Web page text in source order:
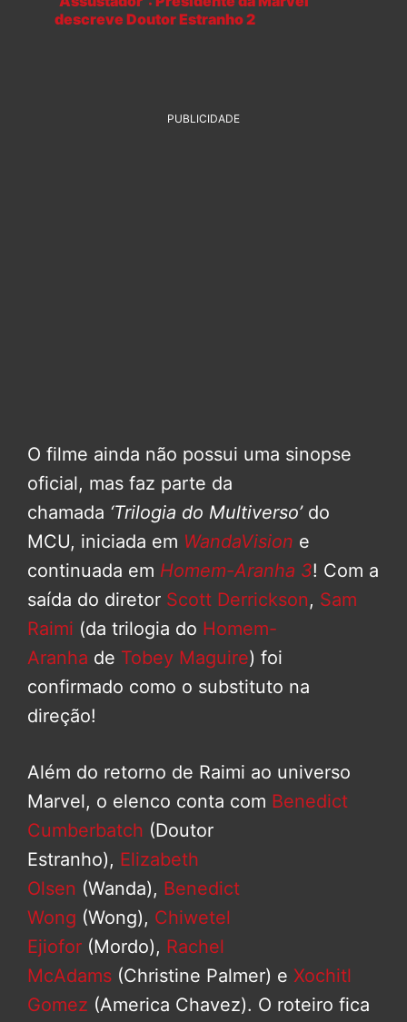
descreve Doutor Estranho 2
PUBLICIDADE
O filme ainda não possui uma sinopse
oficial, mas faz parte da
chamada ‘Trilogia do Multiverso’do
MCU, iniciada em WandaVision e
continuada em Homem-Aranha 3! Com a
saída do diretor Scott Derrickson, Sam
Raimi (da trilogia do Homem-
Aranha de Tobey Maguire) foi
confirmado como o substituto na
direção!
Além do retorno de Raimi ao universo
Marvel, o elenco conta com Benedict
Cumberbatch (Doutor
Estranho), Elizabeth
Olsen (Wanda), Benedict
Wong (Wong), Chiwetel
Ejiofor (Mordo), Rachel
McAdams (Christine Palmer) e Xochitl
Gomez (America Chavez). O roteiro fica